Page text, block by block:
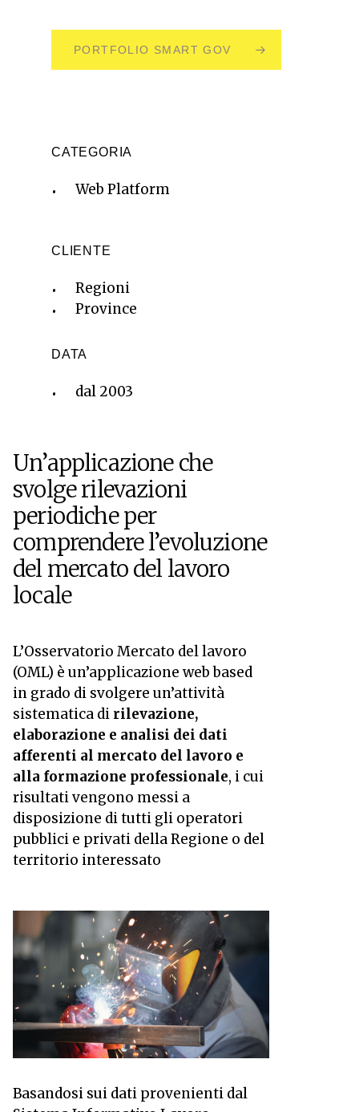
PORTFOLIO SMART GOV
CATEGORIA
Web Platform
CLIENTE
Regioni
Province
DATA
dal 2003
Un’applicazione che
svolge rilevazioni
periodiche per
comprendere l’evoluzione
del mercato del lavoro
locale
L’Osservatorio Mercato del lavoro
(OML) è un’applicazione web based
in grado di svolgere un’attività
sistematica di rilevazione,
elaborazione e analisi dei dati
afferenti al mercato del lavoro e
alla formazione professionale, i cui
risultati vengono messi a
disposizione di tutti gli operatori
pubblici e privati della Regione o del
territorio interessato
Basandosi sui dati provenienti dal